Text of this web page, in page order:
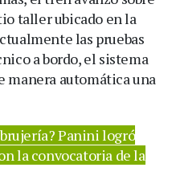
taller ubicado en la
las pruebas
a bordo, el sistema
manera automática una
Panini logró
la convocatoria de la